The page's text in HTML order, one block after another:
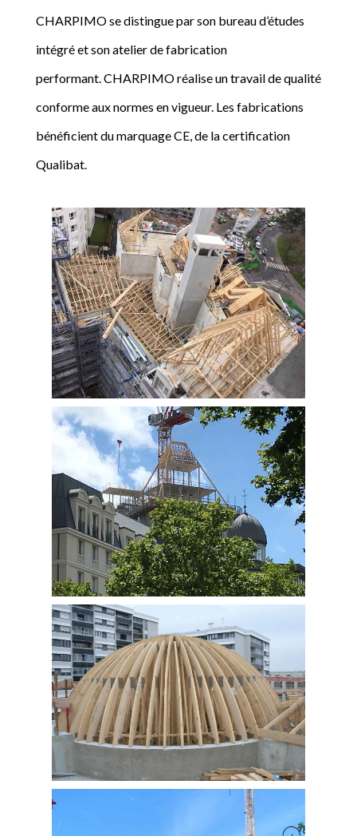
CHARPIMO se distingue par son bureau d’études
intégré et son atelier de fabrication
performant. CHARPIMO réalise un travail de qualité
conforme aux normes en vigueur. Les fabrications
bénéficient du marquage CE, de la certification
Qualibat.